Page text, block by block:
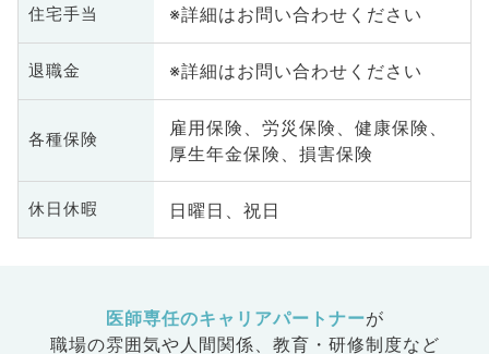
理科、基礎医学系、膠原病科、大
腸・肛門外科、産業医、脊髄・脊
椎外科
住宅手当 ※詳細はお問い合わせください
退職金 ※詳細はお問い合わせください
各種保険
雇用保険、労災保険、健康保険、
厚生年金保険、損害保険
休日休暇 日曜日、祝日
医師専任のキャリアパートナーが
職場の雰囲気や人間関係、 教育・研修制度など